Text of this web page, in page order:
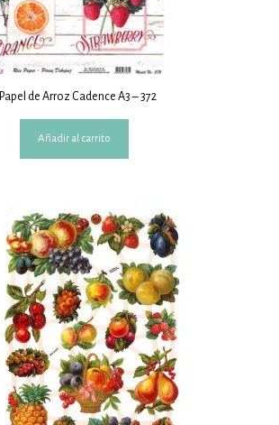
Papel de Arroz Cadence A3 – 372
Añadir al carrito